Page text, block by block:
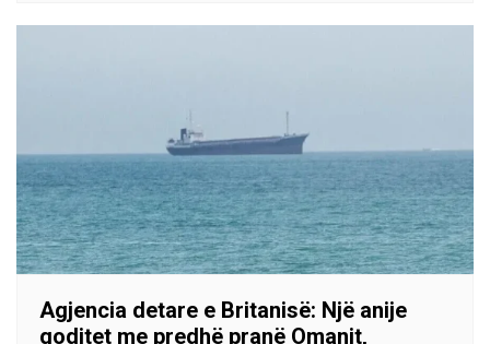
Agjencia detare e Britanisë: Një anije
goditet me predhë pranë Omanit,